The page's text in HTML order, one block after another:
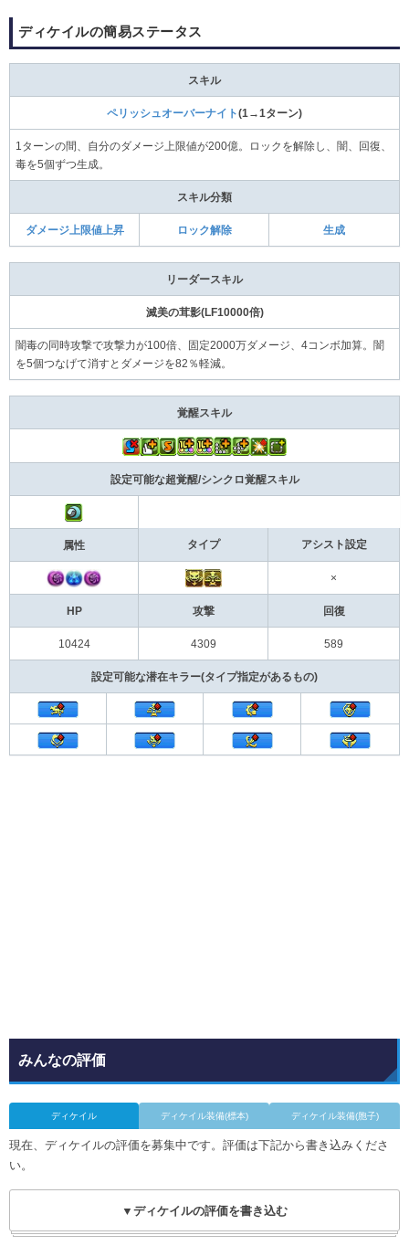
ディケイルの簡易ステータス
スキル
ペリッシュオーバーナイト(1→1ターン)
1ターンの間、自分のダメージ上限値が200億。ロックを解除し、闇、回復、
毒を5個ずつ生成。
スキル分類
ダメージ上限値上昇 ロック解除 生成
リーダースキル
滅美の茸影(LF10000倍)
闇毒の同時攻撃で攻撃力が100倍、固定2000万ダメージ、4コンボ加算。闇
を5個つなげて消すとダメージを82％軽減。
覚醒スキル
設定可能な超覚醒/シンクロ覚醒スキル
属性 タイプ アシスト設定
×
HP 攻撃 回復
10424 4309 589
設定可能な潜在キラー(タイプ指定があるもの)
みんなの評価
ディケイル ディケイル装備(標本) ディケイル装備(胞子)
現在、ディケイルの評価を募集中です。評価は下記から書き込みくださ
い。
▼ディケイルの評価を書き込む